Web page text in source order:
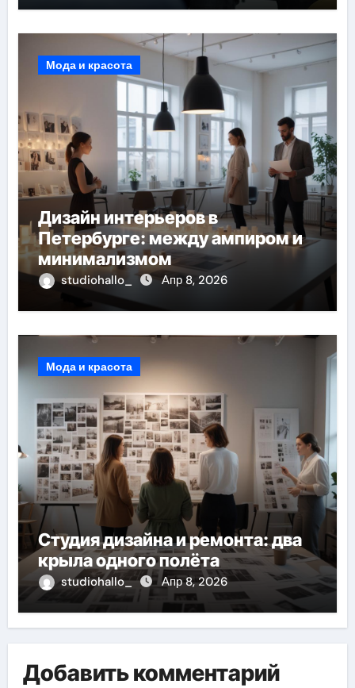
Мода и красота
Дизайн интерьеров в
Петербурге: между ампиром и
минимализмом
studiohallo_ Апр 8, 2026
Мода и красота
Студия дизайна и ремонта: два
крыла одного полёта
studiohallo_ Апр 8, 2026
Добавить комментарий